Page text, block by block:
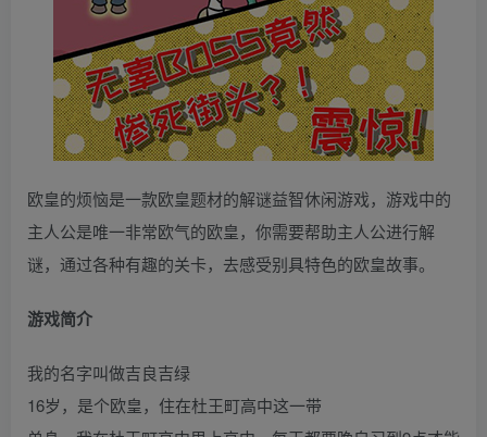
欧皇的烦恼是一款欧皇题材的解谜益智休闲游戏，游戏中的
主人公是唯一非常欧气的欧皇，你需要帮助主人公进行解
谜，通过各种有趣的关卡，去感受别具特色的欧皇故事。
游戏简介
我的名字叫做吉良吉绿
16岁，是个欧皇，住在杜王町高中这一带